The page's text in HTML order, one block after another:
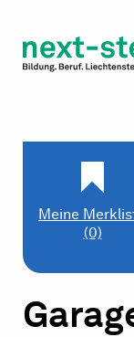
Beratung &
Meine
(0)